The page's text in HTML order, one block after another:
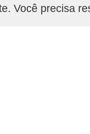
Você precisa